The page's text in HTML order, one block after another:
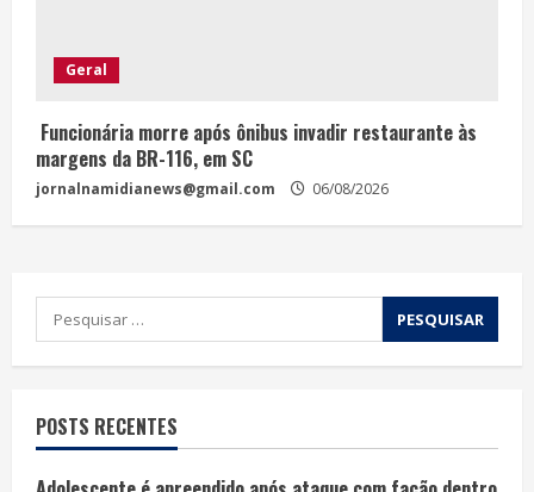
Geral
Funcionária morre após ônibus invadir restaurante às
margens da BR-116, em SC
jornalnamidianews@gmail.com 06/08/2026
POSTS RECENTES